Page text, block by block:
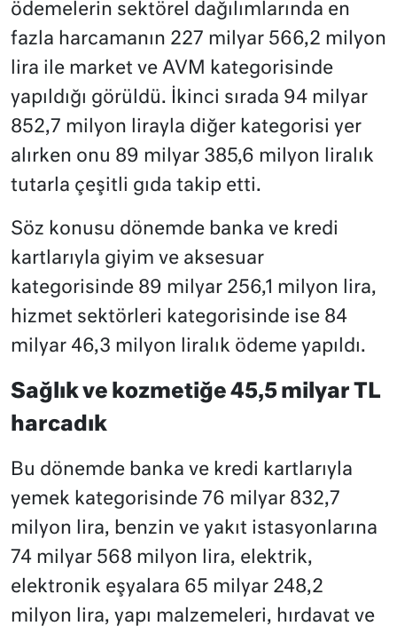
ödemelerin sektörel dağılımlarında en
fazla harcamanın 227 milyar 566,2 milyon
lira ile market ve AVM kategorisinde
yapıldığı görüldü. İkinci sırada 94 milyar
852,7 milyon lirayla diğer kategorisi yer
alırken onu 89 milyar 385,6 milyon liralık
tutarla çeşitli gıda takip etti.
Söz konusu dönemde banka ve kredi
kartlarıyla giyim ve aksesuar
kategorisinde 89 milyar 256,1 milyon lira,
hizmet sektörleri kategorisinde ise 84
milyar 46,3 milyon liralık ödeme yapıldı.
Sağlık ve kozmetiğe 45,5 milyar TL
harcadık
Bu dönemde banka ve kredi kartlarıyla
yemek kategorisinde 76 milyar 832,7
milyon lira, benzin ve yakıt istasyonlarına
74 milyar 568 milyon lira, elektrik,
elektronik eşyalara 65 milyar 248,2
milyon lira, yapı malzemeleri, hırdavat ve